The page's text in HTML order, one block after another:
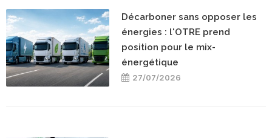
Décarboner sans opposer les
énergies : l'OTRE prend
position pour le mix-
énergétique
27/07/2026